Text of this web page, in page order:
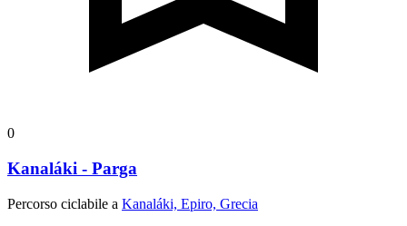
0
Kanaláki - Parga
Percorso ciclabile a Kanaláki, Epiro, Grecia